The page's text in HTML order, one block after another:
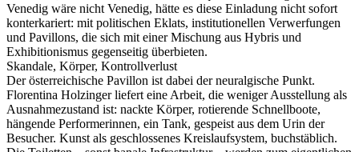
Venedig wäre nicht Venedig, hätte es diese Einladung nicht sofort
konterkariert: mit politischen Eklats, institutionellen Verwerfungen
und Pavillons, die sich mit einer Mischung aus Hybris und
Exhibitionismus gegenseitig überbieten.
Skandale, Körper, Kontrollverlust
Der österreichische Pavillon ist dabei der neuralgische Punkt.
Florentina Holzinger liefert eine Arbeit, die weniger Ausstellung als
Ausnahmezustand ist: nackte Körper, rotierende Schnellboote,
hängende Performerinnen, ein Tank, gespeist aus dem Urin der
Besucher. Kunst als geschlossenes Kreislaufsystem, buchstäblich.